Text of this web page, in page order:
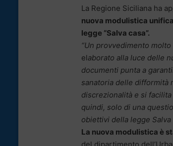
La Regione Siciliana ha
nuova modulistica
legge “Salva casa”.
“Un provvedimento molto
elaborato alla luce delle
documenti punta a
sanatoria delle difformità
discrezionalità e si
quindi, solo di una
obiettivi della legge Salva
La nuova modulistica è